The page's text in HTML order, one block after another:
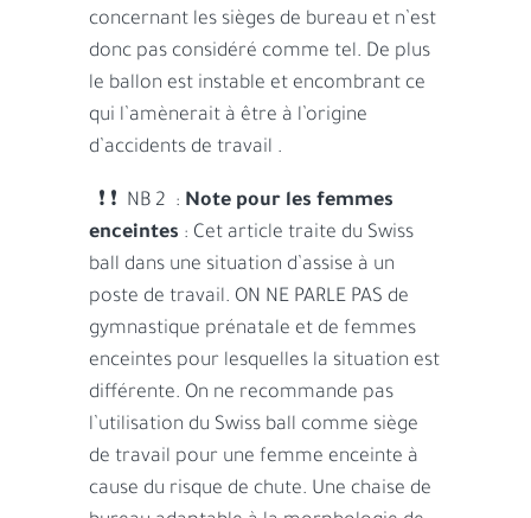
concernant les sièges de bureau et n’est
donc pas considéré comme tel. De plus
le ballon est instable et encombrant ce
qui l’amènerait à être à l’origine
d’accidents de travail .
❗ ❗ NB 2 : Note pour les femmes
enceintes : Cet article traite du Swiss
ball dans une situation d’assise à un
poste de travail. ON NE PARLE PAS de
gymnastique prénatale et de femmes
enceintes pour lesquelles la situation est
différente. On ne recommande pas
l’utilisation du Swiss ball comme siège
de travail pour une femme enceinte à
cause du risque de chute. Une chaise de